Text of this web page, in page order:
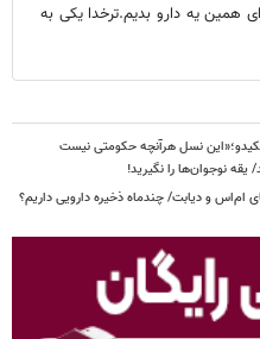
تومن فقط برای همین یه دارو بدیم.ترخدا یکی به
نسل هرآنچه حکومتی نیست
نوجوان‌ها را نگیرید!